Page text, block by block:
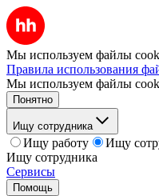
Мы используем файлы
Правила использования
Мы используем файлы
Понятно
Ищу сотрудника
Ищу работу
Ищу
Ищу сотрудника
Сервисы
Помощь